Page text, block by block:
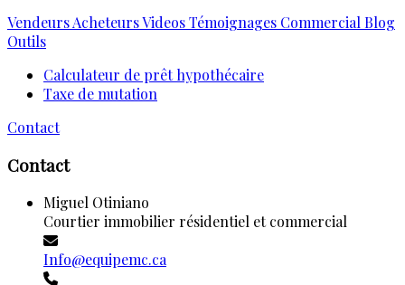
VendeursAcheteursVideosTémoignages Commercial Blog
Outils
Calculateur de prêt hypothécaire
Taxe de mutation
Contact
Contact
Miguel Otiniano
Courtier immobilier résidentiel et commercial
Info@equipemc.ca